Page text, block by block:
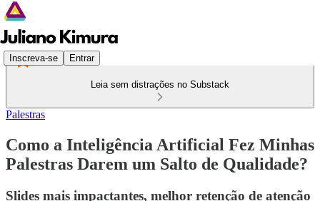
Inscreva-se Entrar
Leia sem distrações no Substack
Palestras
Como a Inteligência Artificial Fez Minhas
Palestras Darem um Salto de Qualidade?
Slides mais impactantes, melhor retenção de atenção